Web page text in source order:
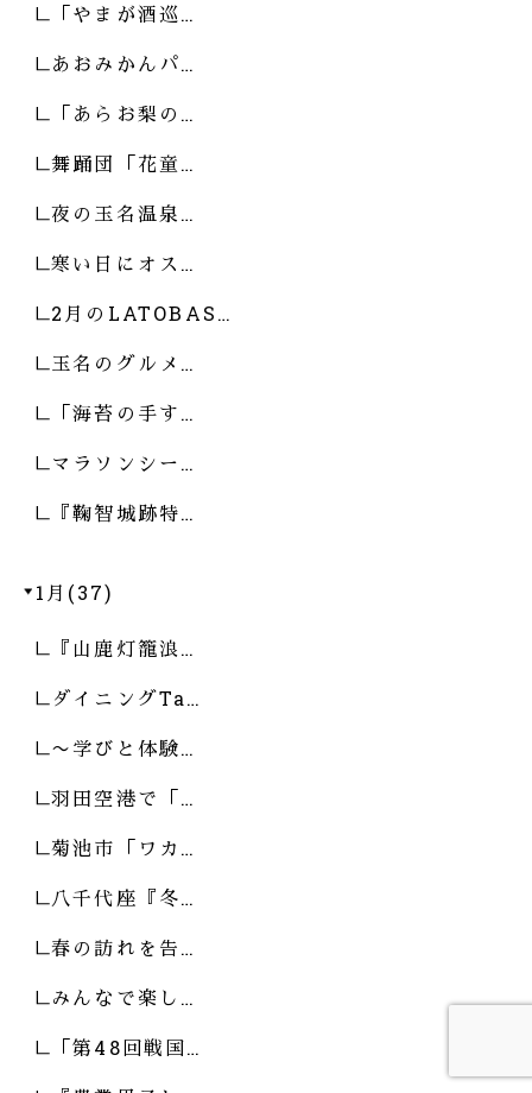
「やまが酒巡…
あおみかんパ…
「あらお梨の…
舞踊団「花童…
夜の玉名温泉…
寒い日にオス…
2月のLATOBAS…
玉名のグルメ…
「海苔の手す…
マラソンシー…
『鞠智城跡特…
1月(37)
『山鹿灯籠浪…
ダイニングTa…
〜学びと体験…
羽田空港で「…
菊池市「ワカ…
八千代座『冬…
春の訪れを告…
みんなで楽し…
「第48回戦国…